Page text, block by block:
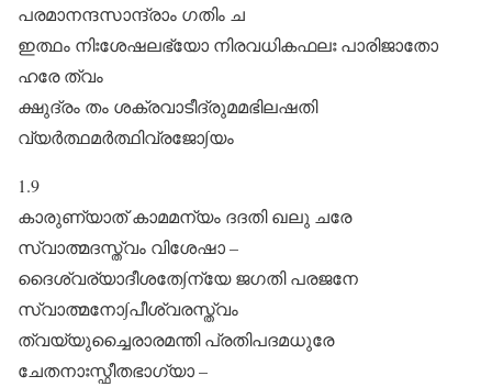
പരമാനന്ദസാന്ദ്രാം ഗതിം ച
ഇത്ഥം നിഃശേഷലഭ്യോ നിരവധികഫലഃ പാരിജാതോ
ഹരേ ത്വം
ക്ഷുദ്രം തം ശക്രവാടീദ്രുമമഭിലഷതി
വ്യർത്ഥമർത്ഥിവ്രജോ∫യം
1.9
കാരുണ്യാത് കാമമന്യം ദദതി ഖലു ചരേ
സ്വാത്മദസ്ത്വം വിശേഷാ –
ദൈശ്വര്യാദീശതേ∫ന്യേ ജഗതി പരജനേ
സ്വാത്മനോ∫പീശ്വരസ്ത്വം
ത്വയ്യുച്ചൈരാരമന്തി പ്രതിപദമധുരേ
ചേതനാഃസ്ഫീതഭാഗ്യാ –